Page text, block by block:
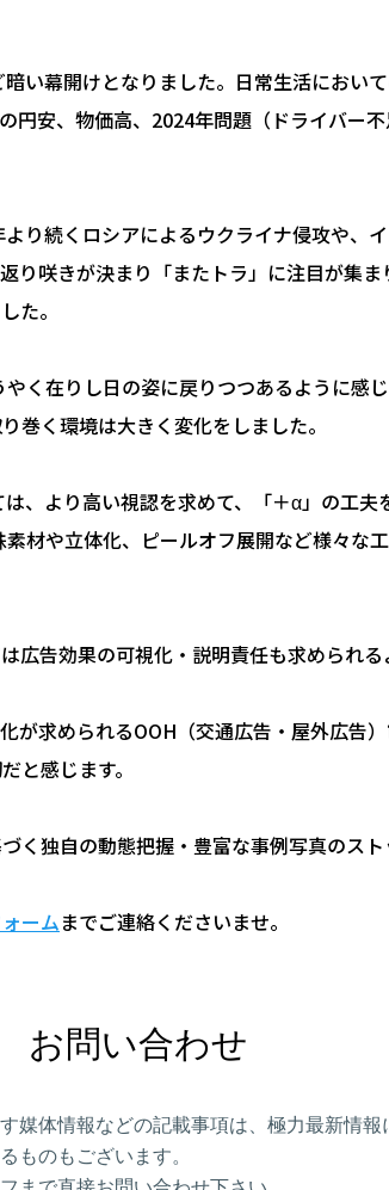
い幕開けとなりました。日常生活におい
円安、物価高、2024年問題（ドライバー
り続くロシアによるウクライナ侵攻や、
咲きが決まり「またトラ」に注目が集ま
た。
く在りし日の姿に戻りつつあるように感
く環境は大きく変化をしました。
、より高い視認を求めて、「＋α」の工夫
材や立体化、ピールオフ展開など様々な
広告効果の可視化・説明責任も求められ
が求められるOOH（交通広告・屋外広告
と感じます。
く独自の動態把握・豊富な事例写真のス
ームまでご連絡くださいませ。